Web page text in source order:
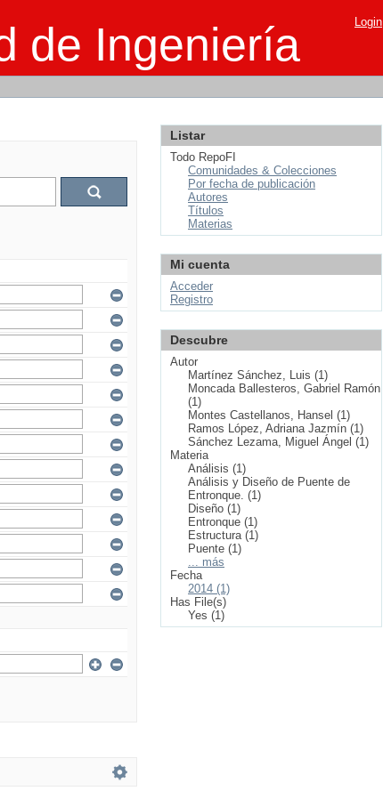
de Ingeniería Login
Listar
Todo RepoFI
Comunidades & Colecciones
Por fecha de publicación
Autores
Títulos
Materias
Mi cuenta
Acceder
Registro
Descubre
Autor
Martínez Sánchez, Luis (1)
Moncada Ballesteros, Gabriel Ramón
(1)
Montes Castellanos, Hansel (1)
Ramos López, Adriana Jazmín (1)
Sánchez Lezama, Miguel Ángel (1)
Materia
Análisis (1)
Análisis y Diseño de Puente de
Entronque. (1)
Diseño (1)
Entronque (1)
Estructura (1)
Puente (1)
... más
Fecha
2014 (1)
Has File(s)
Yes (1)